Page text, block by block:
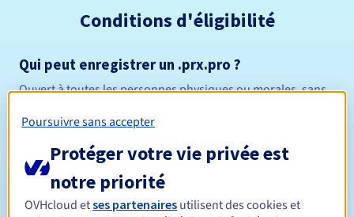
Conditions d'éligibilité
Qui peut enregistrer un .prx.pro ?
Ouvert à toutes les personnes physiques ou morales, sans
Durée de réservation
Poursuivre sans accepter
Protéger votre vie privée est
notre priorité
OVHcloud etses partenaires utilisent des cookies et